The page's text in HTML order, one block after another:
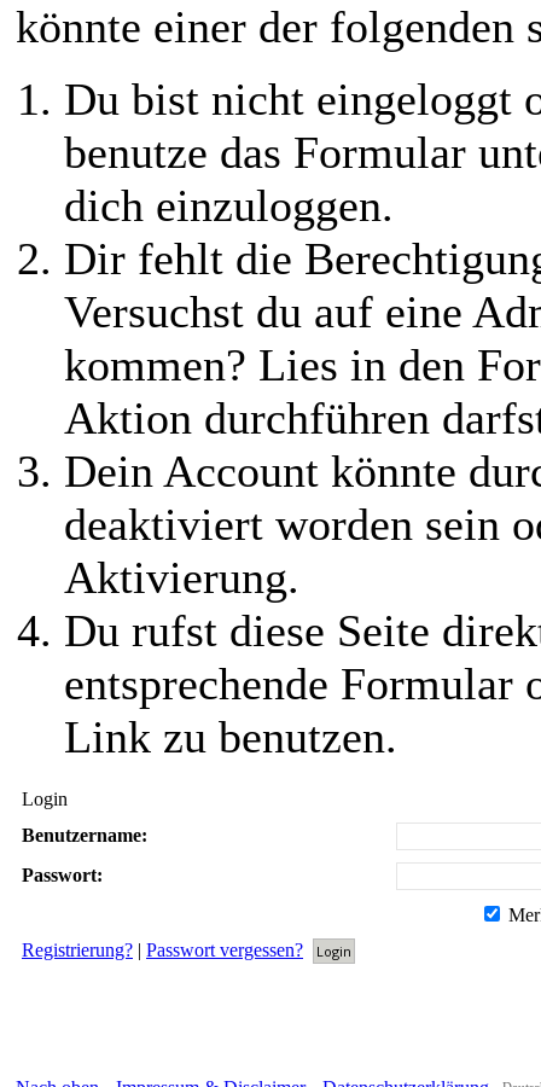
könnte einer der folgenden
Du bist nicht eingeloggt
benutze das Formular
dich einzuloggen.
Dir fehlt die
Versuchst du auf eine
kommen? Lies in den
Aktion durchführen
Dein Account könnte
deaktiviert worden sein
Aktivierung.
Du rufst diese Seite
entsprechende Formular
Link zu benutzen.
Login
Benutzername:
Passwort:
Registrierung? | Passwort vergessen?